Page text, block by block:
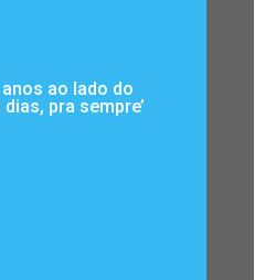
ao lado do
pra sempre’